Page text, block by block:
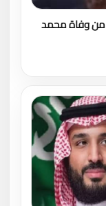
من وفاة محمد